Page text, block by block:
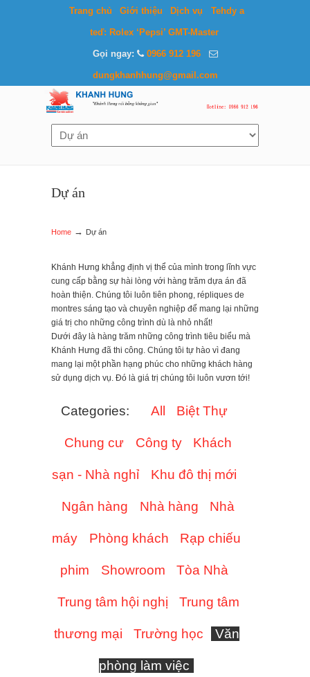
Trang chủ Giới thiệu Dịch vụ Tehdy a
teď: Rolex ‘Pepsi’ GMT-Master
Gọi ngay: 0966 912 196
dungkhanhhung@gmail.com
Dự án
Home → Dự án
Khánh Hưng khẳng định vị thể của mình trong lĩnh vực
cung cấp bằng sự hài lòng với hàng trăm dựa án đã
hoàn thiện. Chúng tôi luôn tiên phong, répliques de
montres sáng tạo và chuyên nghiệp để mang lại những
giá trị cho những công trình dù là nhỏ nhất!
Dưới đây là hàng trăm những công trình tiêu biểu mà
Khánh Hưng đã thi công. Chúng tôi tự hào vì đang
mang lại một phần hạng phúc cho những khách hàng
sử dụng dịch vụ. Đó là giá trị chúng tôi luôn vươn tới!
Categories: All Biệt Thự
Chung cư Công ty Khách
sạn - Nhà nghỉ Khu đô thị mới
Ngân hàng Nhà hàng Nhà
máy Phòng khách Rạp chiếu
phim Showroom Tòa Nhà
Trung tâm hội nghị Trung tâm
thương mại Trường học Văn
phòng làm việc